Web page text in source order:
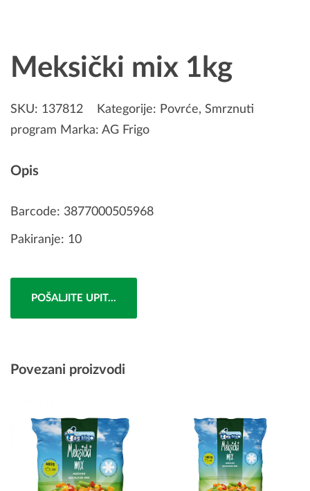
Meksički mix 1kg
SKU: 137812 Kategorije: Povrće, Smrznuti
program Marka: AG Frigo
Opis
Barcode: 3877000505968
Pakiranje: 10
POŠALJITE UPIT...
Povezani proizvodi